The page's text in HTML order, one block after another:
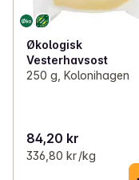
Økologisk
Vesterhavsost
250 g, Kolonihagen
84,20 kr
336,80 kr /kg